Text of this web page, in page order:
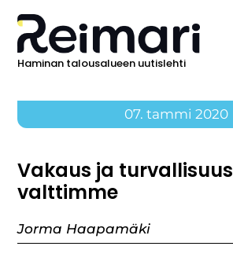
Haminan talousalueen uutislehti
07. tammi 2020
Vakaus ja turvallisuus
valttimme
Jorma Haapamäki